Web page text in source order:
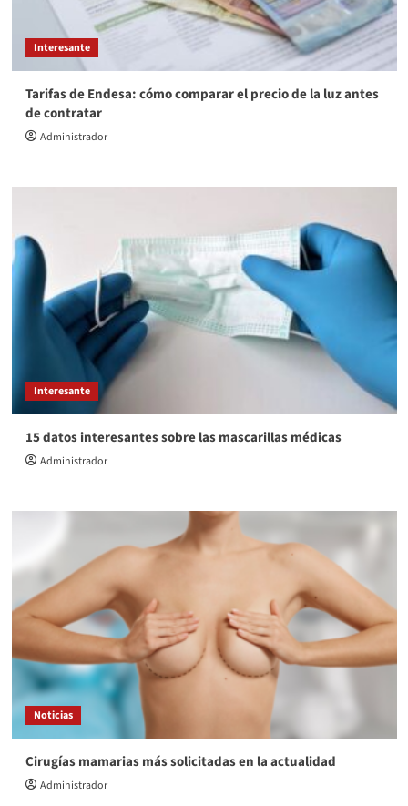
Interesante
Tarifas de Endesa: cómo comparar el precio de la luz antes
de contratar
Administrador
Interesante
15 datos interesantes sobre las mascarillas médicas
Administrador
Noticias
Cirugías mamarias más solicitadas en la actualidad
Administrador